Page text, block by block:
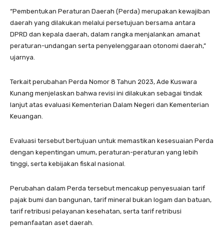
“Pembentukan Peraturan Daerah (Perda) merupakan kewajiban
daerah yang dilakukan melalui persetujuan bersama antara
DPRD dan kepala daerah, dalam rangka menjalankan amanat
peraturan-undangan serta penyelenggaraan otonomi daerah,”
ujarnya.
Terkait perubahan Perda Nomor 8 Tahun 2023, Ade Kuswara
Kunang menjelaskan bahwa revisi ini dilakukan sebagai tindak
lanjut atas evaluasi Kementerian Dalam Negeri dan Kementerian
Keuangan.
Evaluasi tersebut bertujuan untuk memastikan kesesuaian Perda
dengan kepentingan umum, peraturan-peraturan yang lebih
tinggi, serta kebijakan fiskal nasional.
Perubahan dalam Perda tersebut mencakup penyesuaian tarif
pajak bumi dan bangunan, tarif mineral bukan logam dan batuan,
tarif retribusi pelayanan kesehatan, serta tarif retribusi
pemanfaatan aset daerah.